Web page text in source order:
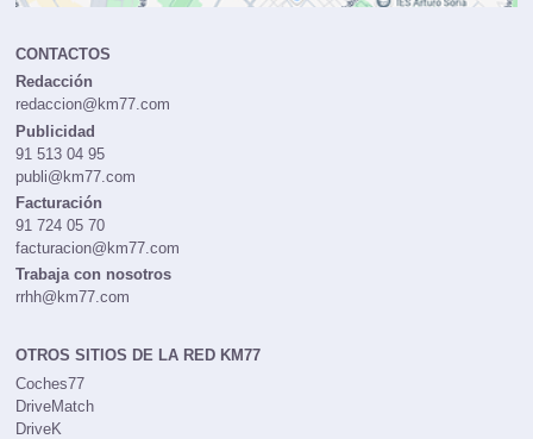
CONTACTOS
Redacción
redaccion@km77.com
Publicidad
91 513 04 95
publi@km77.com
Facturación
91 724 05 70
facturacion@km77.com
Trabaja con nosotros
rrhh@km77.com
OTROS SITIOS DE LA RED KM77
Coches77
DriveMatch
DriveK